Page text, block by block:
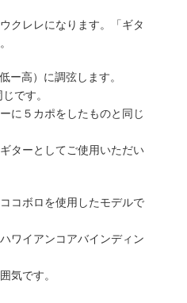
クレレになります。「ギタ
ー高）に調弦します。
です。
に５カポをしたものと同じ
ターとしてご使用いただい
コボロを使用したモデルで
ワイアンコアバインディン
気です。